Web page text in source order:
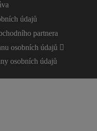
údajů
partnera
osobních údajů
osobních údajů